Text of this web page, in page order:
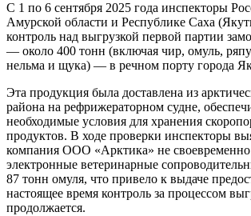
С 1 по 6 сентября 2025 года инспекторы
Амурской области и Республике Саха
контроль над выгрузкой первой партии
— около 400 тонн (включая чир, омуль,
нельма и щука) — в речном порту города
Эта продукция была доставлена из
района на рефрижераторном судне,
необходимые условия для хранения
продуктов. В ходе проверки инспекторы
компания ООО «Арктика» не
электронные ветеринарные
87 тонн омуля, что привело к выдаче
настоящее время контроль за процессом
продолжается.